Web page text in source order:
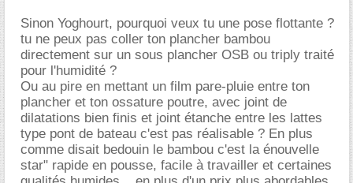
Sinon Yoghourt, pourquoi veux tu une pose flottante ?
tu ne peux pas coller ton plancher bambou
directement sur un sous plancher OSB ou triply traité
pour l'humidité ?
Ou au pire en mettant un film pare-pluie entre ton
plancher et ton ossature poutre, avec joint de
dilatations bien finis et joint étanche entre les lattes
type pont de bateau c'est pas réalisable ? En plus
comme disait bedouin le bambou c'est la énouvelle
star" rapide en pousse, facile à travailler et certaines